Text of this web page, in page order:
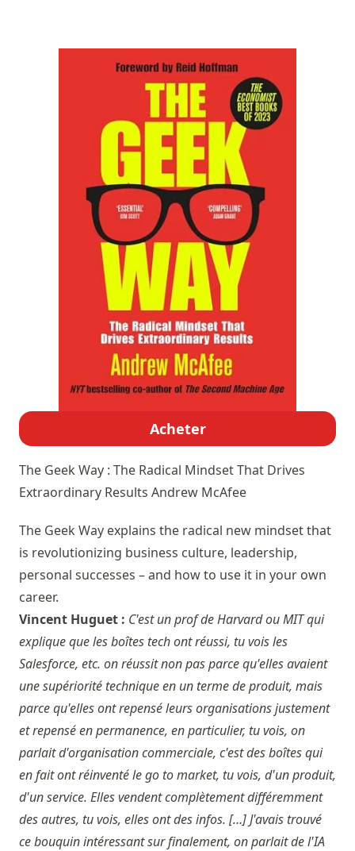
Acheter
The Geek Way : The Radical Mindset That Drives
Extraordinary Results Andrew McAfee
The Geek Way explains the radical new mindset that
is revolutionizing business culture, leadership,
personal successes – and how to use it in your own
career.
Vincent Huguet : C'est un prof de Harvard ou MIT qui
explique que les boîtes tech ont réussi, tu vois les
Salesforce, etc. on réussit non pas parce qu'elles avaient
une supériorité technique en un terme de produit, mais
parce qu'elles ont repensé leurs organisations justement
et repensé en permanence, en particulier, tu vois, on
parlait d'organisation commerciale, c'est des boîtes qui
en fait ont réinventé le go to market, tu vois, d'un produit,
d'un service. Elles vendent complètement différemment
des autres, tu vois, elles ont des infos. […] J'avais trouvé
ce bouquin intéressant sur finalement, on parlait de l'IA